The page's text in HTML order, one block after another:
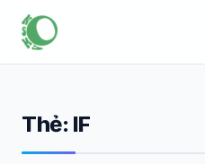
Thẻ: IF